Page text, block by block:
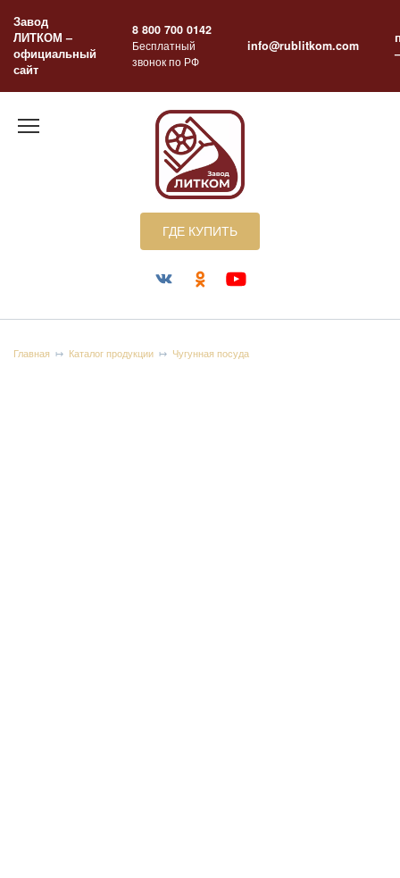
содержанию
Завод
ЛИТКОМ –
официальный
сайт
8 800 700 0142
Бесплатный
звонок по РФ
info@rublitkom.com
ГДЕ КУПИТЬ
Главная Каталог продукции Чугунная посуда